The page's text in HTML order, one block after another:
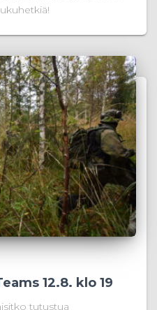
12.8. klo 19
tutustua